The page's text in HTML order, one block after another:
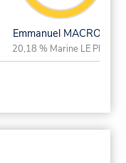
Emmanuel MACRON
20,18 % Marine LE PEN